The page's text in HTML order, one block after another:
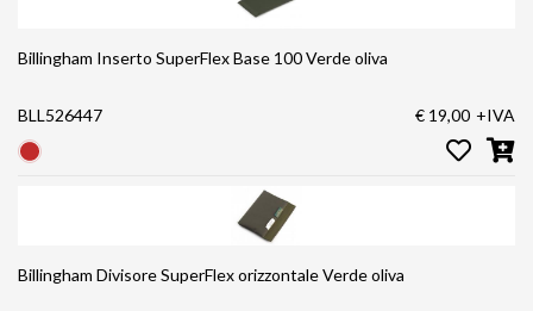
Billingham Inserto SuperFlex Base 100 Verde oliva
BLL526447 € 19,00 +IVA
Billingham Divisore SuperFlex orizzontale Verde oliva